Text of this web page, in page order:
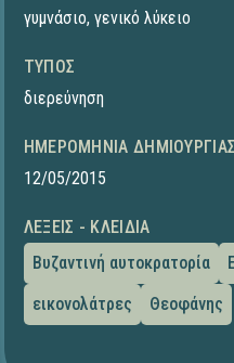
γυμνάσιο, γενικό λύκειο
ΤΎΠΟΣ
διερεύνηση
ΗΜΕΡΟΜΗΝΊΑ
12/05/2015
ΛΈΞΕΙΣ - ΚΛΕΙΔΙΆ
Βυζαντινή αυτοκρατορία
εικονολάτρες
Θεοφάνης